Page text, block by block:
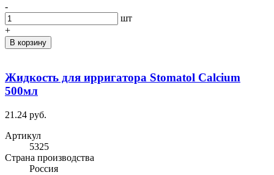
-
шт
+
В корзину
Жидкость для ирригатора Stomatol Calcium
500мл
21.24 руб.
Артикул
5325
Cтрана производства
Россия